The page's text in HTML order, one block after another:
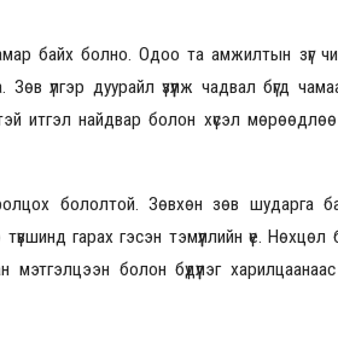
байх болно. Одоо та амжилтын зүг
үлгэр дуурайл үзүүлж чадвал бүгд
итгэл найдвар болон хүсэл
бололтой. Зөвхөн зөв шударга
гарах гэсэн тэмүүллийн үе. Нөхцөл
болон бүдүүлэг харилцаанаас